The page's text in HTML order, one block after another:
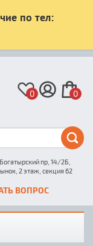
по тел:
0 0
пр, 14/2Б,
2 этаж, секция 62
ВОПРОС